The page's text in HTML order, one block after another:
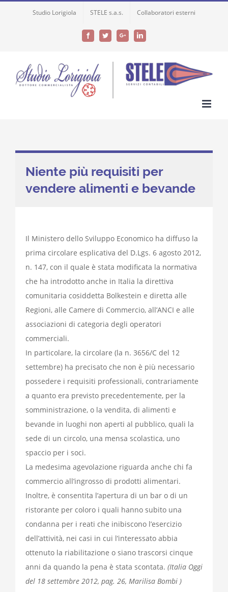
Studio Lorigiola STELE s.a.s. Collaboratori esterni
FacebookTwitterGoogle+LinkedIn
Niente più requisiti per
vendere alimenti e bevande
Il Ministero dello Sviluppo Economico ha diffuso la
prima circolare esplicativa del D.Lgs. 6 agosto 2012,
n. 147, con il quale è stata modificata la normativa
che ha introdotto anche in Italia la direttiva
comunitaria cosiddetta Bolkestein e diretta alle
Regioni, alle Camere di Commercio, all’ANCI e alle
associazioni di categoria degli operatori
commerciali.
In particolare, la circolare (la n. 3656/C del 12
settembre) ha precisato che non è più necessario
possedere i requisiti professionali, contrariamente
a quanto era previsto precedentemente, per la
somministrazione, o la vendita, di alimenti e
bevande in luoghi non aperti al pubblico, quali la
sede di un circolo, una mensa scolastica, uno
spaccio per i soci.
La medesima agevolazione riguarda anche chi fa
commercio all’ingrosso di prodotti alimentari.
Inoltre, è consentita l’apertura di un bar o di un
ristorante per coloro i quali hanno subito una
condanna per i reati che inibiscono l’esercizio
dell’attività, nei casi in cui l’interessato abbia
ottenuto la riabilitazione o siano trascorsi cinque
anni da quando la pena è stata scontata. (Italia Oggi
del 18 settembre 2012, pag. 26, Marilisa Bombi )